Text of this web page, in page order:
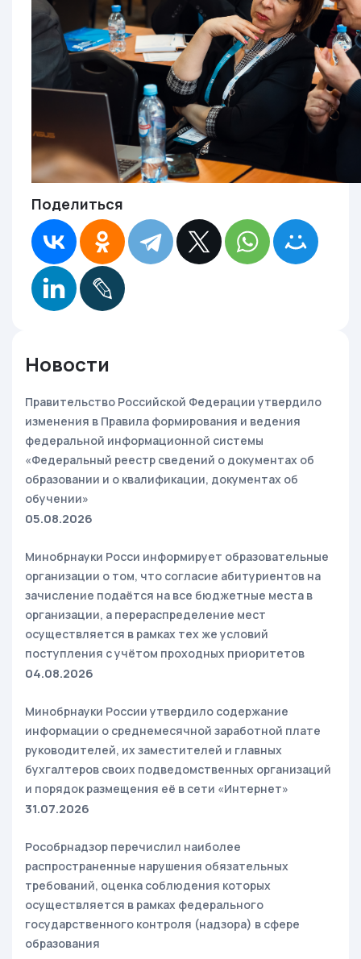
Поделиться
Новости
Правительство Российской Федерации утвердило
изменения в Правила формирования и ведения
федеральной информационной системы
«Федеральный реестр сведений о документах об
образовании и о квалификации, документах об
обучении»
05.08.2026
Минобрнауки Росси информирует образовательные
организации о том, что согласие абитуриентов на
зачисление подаётся на все бюджетные места в
организации, а перераспределение мест
осуществляется в рамках тех же условий
поступления с учётом проходных приоритетов
04.08.2026
Минобрнауки России утвердило содержание
информации о среднемесячной заработной плате
руководителей, их заместителей и главных
бухгалтеров своих подведомственных организаций
и порядок размещения её в сети «Интернет»
31.07.2026
Рособрнадзор перечислил наиболее
распространенные нарушения обязательных
требований, оценка соблюдения которых
осуществляется в рамках федерального
государственного контроля (надзора) в сфере
образования